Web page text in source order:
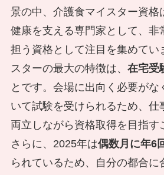
景の中、介護食マイスター資格
健康を支える専門家として、非
担う資格として注目を集めてい
スターの最大の特徴は、 在宅受
とです。会場に出向く必要がな
いて試験を受けられるため、仕
両立しながら資格取得を目指す
さらに、2025年は偶数月に年6
られているため、自分の都合に